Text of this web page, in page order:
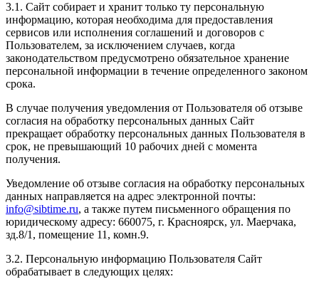
3.1. Сайт собирает и хранит только ту персональную
информацию, которая необходима для предоставления
сервисов или исполнения соглашений и договоров с
Пользователем, за исключением случаев, когда
законодательством предусмотрено обязательное хранение
персональной информации в течение определенного законом
срока.
В случае получения уведомления от Пользователя об отзыве
согласия на обработку персональных данных Сайт
прекращает обработку персональных данных Пользователя в
срок, не превышающий 10 рабочих дней с момента
получения.
Уведомление об отзыве согласия на обработку персональных
данных направляется на адрес электронной почты:
info@sibtime.ru, а также путем письменного обращения по
юридическому адресу: 660075, г. Красноярск, ул. Маерчака,
зд.8/1, помещение 11, комн.9.
3.2. Персональную информацию Пользователя Сайт
обрабатывает в следующих целях: